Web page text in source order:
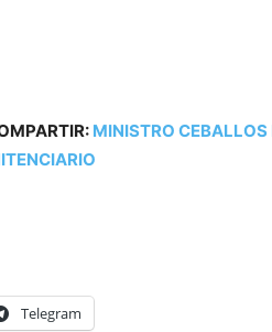
MINISTRO CEBALLOS
Telegram